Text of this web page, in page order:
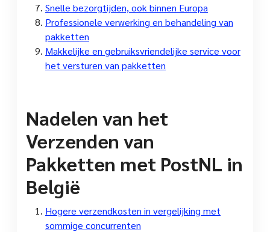
Snelle bezorgtijden, ook binnen Europa
Professionele verwerking en behandeling van
pakketten
Makkelijke en gebruiksvriendelijke service voor
het versturen van pakketten
Nadelen van het
Verzenden van
Pakketten met PostNL in
België
Hogere verzendkosten in vergelijking met
sommige concurrenten